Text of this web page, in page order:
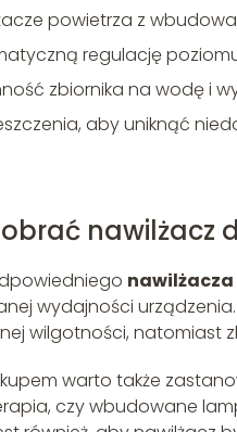
powietrza z
regulację
zbiornika na wodę i
aby uniknąć
nawilżacz
wydajności
wilgotności, natomiast
warto także
czy wbudowane